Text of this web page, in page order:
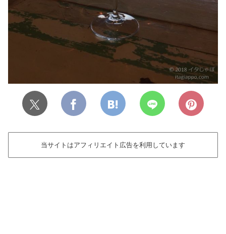
当サイトはアフィリエイト広告を利用しています